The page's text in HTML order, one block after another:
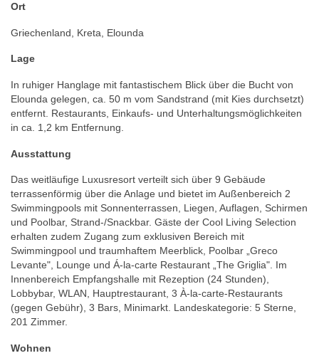
Ort
Griechenland, Kreta, Elounda
Lage
In ruhiger Hanglage mit fantastischem Blick über die Bucht von
Elounda gelegen, ca. 50 m vom Sandstrand (mit Kies durchsetzt)
entfernt. Restaurants, Einkaufs- und Unterhaltungsmöglichkeiten
in ca. 1,2 km Entfernung.
Ausstattung
Das weitläufige Luxusresort verteilt sich über 9 Gebäude
terrassenförmig über die Anlage und bietet im Außenbereich 2
Swimmingpools mit Sonnenterrassen, Liegen, Auflagen, Schirmen
und Poolbar, Strand-/Snackbar. Gäste der Cool Living Selection
erhalten zudem Zugang zum exklusiven Bereich mit
Swimmingpool und traumhaftem Meerblick, Poolbar „Greco
Levante", Lounge und Á-la-carte Restaurant „The Griglia". Im
Innenbereich Empfangshalle mit Rezeption (24 Stunden),
Lobbybar, WLAN, Hauptrestaurant, 3 À-la-carte-Restaurants
(gegen Gebühr), 3 Bars, Minimarkt. Landeskategorie: 5 Sterne,
201 Zimmer.
Wohnen